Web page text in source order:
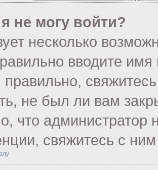
не могу войти?
несколько
вводите
правильно,
не был ли вам
что администратор
свяжитесь с